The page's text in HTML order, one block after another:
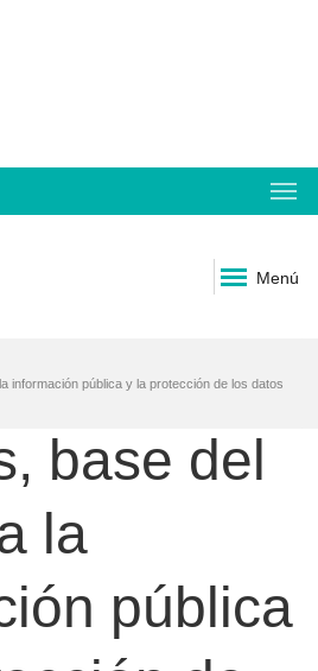
Menú
información pública y la protección de los datos
base del
la
pública